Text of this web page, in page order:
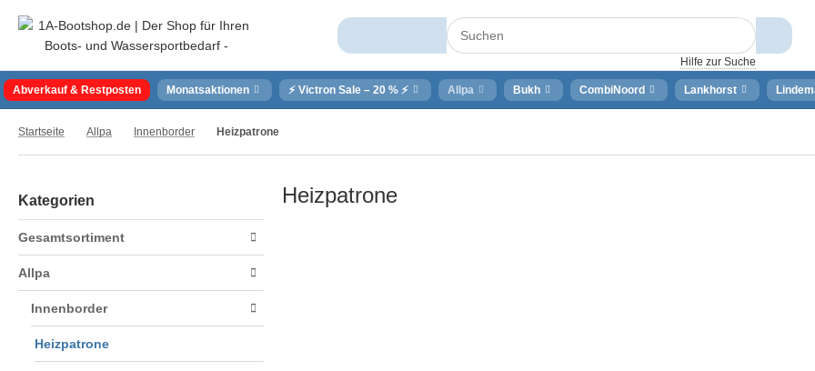
Hilfe zur Suche
Abverkauf & Restposten Monatsaktionen ⚡ Victron Sale – 20 % ⚡ Allpa Bukh CombiNoord Lankhorst
Startseite Allpa Innenborder Heizpatrone
Kategorien
Gesamtsortiment
Allpa
Innenborder
Heizpatrone
Heizpatrone